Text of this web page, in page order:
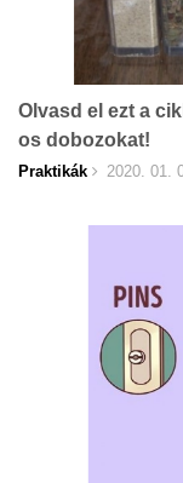
Olvasd el ezt a
os dobozokat!
Praktikák 2020. 01.